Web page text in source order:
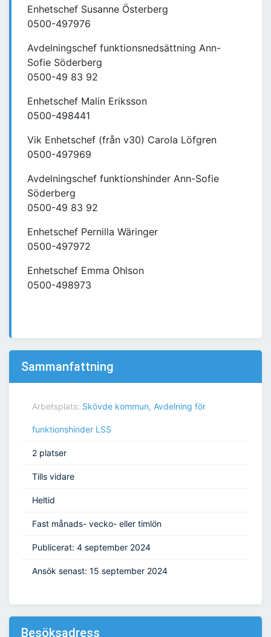
Enhetschef Susanne Österberg
0500-497976
Avdelningschef funktionsnedsättning Ann-
Sofie Söderberg
0500-49 83 92
Enhetschef Malin Eriksson
0500-498441
Vik Enhetschef (från v30) Carola Löfgren
0500-497969
Avdelningschef funktionshinder Ann-Sofie
Söderberg
0500-49 83 92
Enhetschef Pernilla Wäringer
0500-497972
Enhetschef Emma Ohlson
0500-498973
Sammanfattning
Arbetsplats: Skövde kommun, Avdelning för
funktionshinder LSS
2 platser
Tills vidare
Heltid
Fast månads- vecko- eller timlön
Publicerat: 4 september 2024
Ansök senast: 15 september 2024
Besöksadress